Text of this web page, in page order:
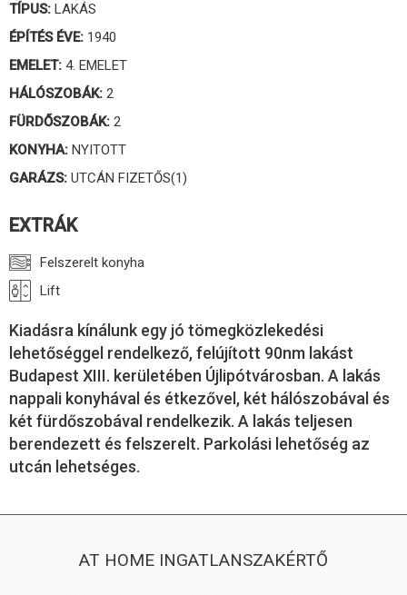
TÍPUS: LAKÁS
ÉPÍTÉS ÉVE: 1940
EMELET: 4. EMELET
HÁLÓSZOBÁK: 2
FÜRDŐSZOBÁK: 2
KONYHA: NYITOTT
GARÁZS: UTCÁN FIZETŐS(1)
EXTRÁK
Felszerelt konyha
Lift
Kiadásra kínálunk egy jó tömegközlekedési
lehetőséggel rendelkező, felújított 90nm lakást
Budapest XIII. kerületében Újlipótvárosban. A lakás
nappali konyhával és étkezővel, két hálószobával és
két fürdőszobával rendelkezik. A lakás teljesen
berendezett és felszerelt. Parkolási lehetőség az
utcán lehetséges.
AT HOME INGATLANSZAKÉRTŐ